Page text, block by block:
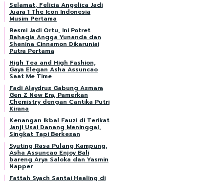
Selamat, Felicia Angelica Jadi
Juara 1 The Icon Indonesia
Musim Pertama
Resmi Jadi Ortu, Ini Potret
Bahagia Angga Yunanda dan
Shenina Cinnamon Dikaruniai
Putra Pertama
High Tea and High Fashion,
Gaya Elegan Asha Assuncao
Saat Me Time
Fadi Alaydrus Gabung Asmara
Gen Z New Era, Pamerkan
Chemistry dengan Cantika Putri
Kirana
Kenangan Ikbal Fauzi di Terikat
Janji Usai Danang Meninggal,
Singkat Tapi Berkesan
Syuting Rasa Pulang Kampung,
Asha Assuncao Enjoy Bali
bareng Arya Saloka dan Yasmin
Napper
Fattah Syach Santai Healing di